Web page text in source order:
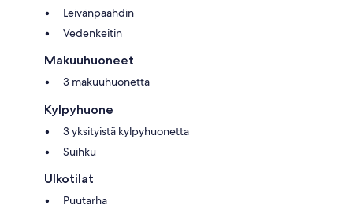
Leivänpaahdin
Vedenkeitin
Makuuhuoneet
3 makuuhuonetta
Kylpyhuone
3 yksityistä kylpyhuonetta
Suihku
Ulkotilat
Puutarha